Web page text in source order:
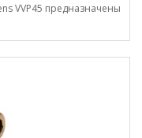
VVP45 предназначены